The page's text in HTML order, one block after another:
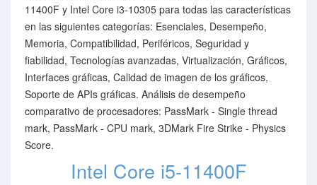
11400F y Intel Core i3-10305 para todas las características
en las siguientes categorías: Esenciales, Desempeño,
Memoria, Compatibilidad, Periféricos, Seguridad y
fiabilidad, Tecnologías avanzadas, Virtualización, Gráficos,
Interfaces gráficas, Calidad de imagen de los gráficos,
Soporte de APIs gráficas. Análisis de desempeño
comparativo de procesadores: PassMark - Single thread
mark, PassMark - CPU mark, 3DMark Fire Strike - Physics
Score.
Intel Core i5-11400F